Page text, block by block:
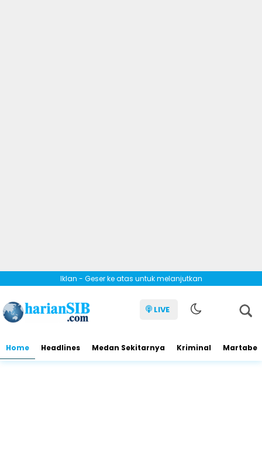
Iklan - Geser ke atas untuk melanjutkan
LIVE
Home Headlines Medan Sekitarnya Kriminal Martabe